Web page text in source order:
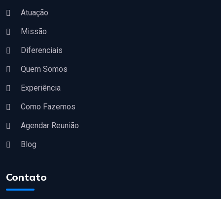
Atuação
Missão
Diferenciais
Quem Somos
Experiência
Como Fazemos
Agendar Reunião
Blog
Contato